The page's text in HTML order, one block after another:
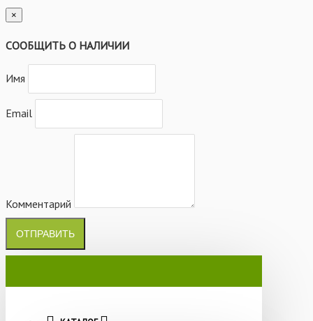
×
СООБЩИТЬ О НАЛИЧИИ
Имя
Email
Комментарий
ОТПРАВИТЬ